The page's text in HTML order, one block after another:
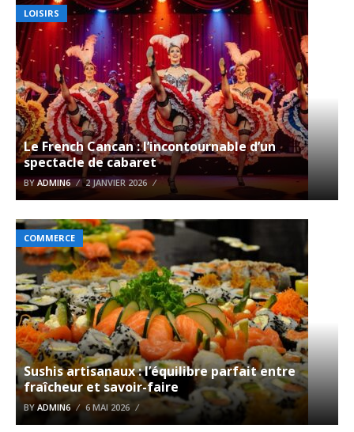
LOISIRS
Le French Cancan : l’incontournable d’un
spectacle de cabaret
BYADMIN6 2 JANVIER 2026
COMMERCE
Sushis artisanaux : l’équilibre parfait entre
fraîcheur et savoir-faire
BYADMIN6 6 MAI 2026